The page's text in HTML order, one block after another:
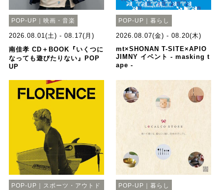
POP-UP｜映画・音楽
2026.08.01(土) - 08.17(月)
南佳孝 CD＋BOOK『いくつに
なっても遊びたりない』POP
UP
POP-UP｜暮らし
2026.08.07(金) - 08.20(木)
mt×SHONAN T-SITE×APIO
JIMNY イベント - masking t
ape -
POP-UP｜スポーツ・アウトド
POP-UP｜暮らし